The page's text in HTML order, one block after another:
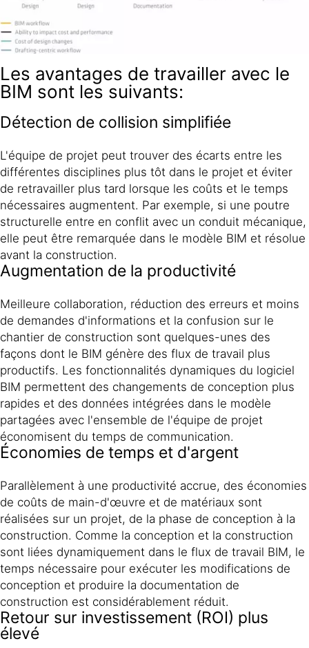
Les avantages de travailler avec le
BIM sont les suivants:
Détection de collision simplifiée
L'équipe de projet peut trouver des écarts entre les
différentes disciplines plus tôt dans le projet et éviter
de retravailler plus tard lorsque les coûts et le temps
nécessaires augmentent. Par exemple, si une poutre
structurelle entre en conflit avec un conduit mécanique,
elle peut être remarquée dans le modèle BIM et résolue
avant la construction.
Augmentation de la productivité
Meilleure collaboration, réduction des erreurs et moins
de demandes d'informations et la confusion sur le
chantier de construction sont quelques-unes des
façons dont le BIM génère des flux de travail plus
productifs. Les fonctionnalités dynamiques du logiciel
BIM permettent des changements de conception plus
rapides et des données intégrées dans le modèle
partagées avec l'ensemble de l'équipe de projet
économisent du temps de communication.
Économies de temps et d'argent
Parallèlement à une productivité accrue, des économies
de coûts de main-d'œuvre et de matériaux sont
réalisées sur un projet, de la phase de conception à la
construction. Comme la conception et la construction
sont liées dynamiquement dans le flux de travail BIM, le
temps nécessaire pour exécuter les modifications de
conception et produire la documentation de
construction est considérablement réduit.
Retour sur investissement (ROI) plus
élevé